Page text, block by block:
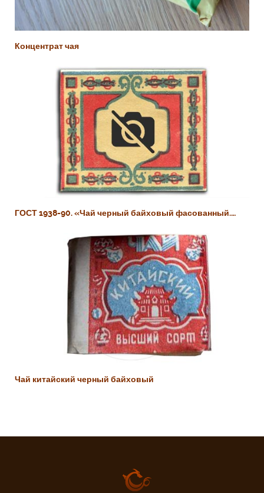
Концентрат чая
ГОСТ 1938-90. «Чай черный байховый фасованный.…
Чай китайский черный байховый